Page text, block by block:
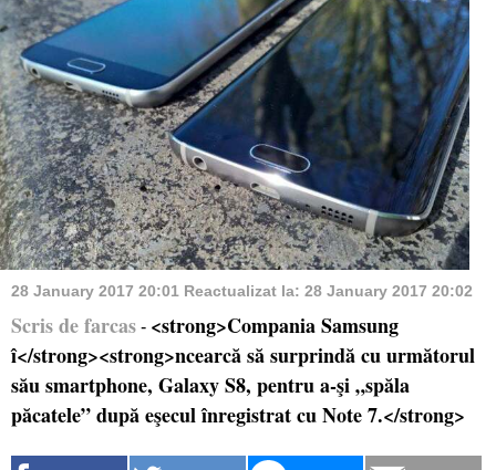
28 January 2017 20:01 Reactualizat la: 28 January 2017 20:02
Scris de farcas - <strong>Compania Samsung
î</strong><strong>ncearcă să surprindă cu următorul
său smartphone, Galaxy S8, pentru a-şi „spăla
păcatele” după eşecul înregistrat cu Note 7.</strong>